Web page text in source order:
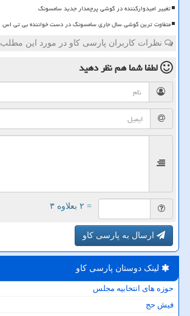
تغییر امیدوارکننده در گوشی پرچمدار جدید سامسونگ
متفاوت ترین گوشی سال جاری سامسونگ در دست خواننده بی تی اس
نظرات کاربران پارسی کاو در مورد این مطلب
لطفا شما همنظر دهید
= ۲ بعلاوه ۳
ارسال به پارسی کاو
لینک دوستان پارسی كاو
حوزه های انتخابیه مجلس
فیش حج